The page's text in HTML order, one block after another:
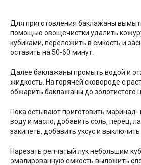
Для приготовления баклажаны
помощью овощечистки удалить
кубиками, переложить в емкость и
оставить на 50-60 минут.
Далее баклажаны промыть водой и
жидкость. На горячей сковороде с
обжарить баклажаны до золотистого
Пока остывают приготовить
воду и масло, добавить соль, перец,
закипеть, добавить уксус и выключить
Нарезать репчатый лук небольшим
эмалированную емкость выложить